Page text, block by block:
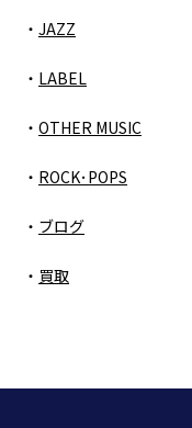
JAZZ
LABEL
OTHER MUSIC
ROCK･POPS
ブログ
買取